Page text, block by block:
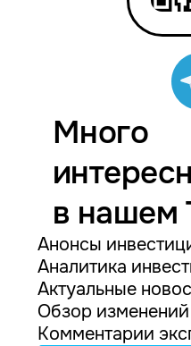
Много
в нашем
Анонсы
Аналитика
Актуальные
Обзор изменений
Комментарии